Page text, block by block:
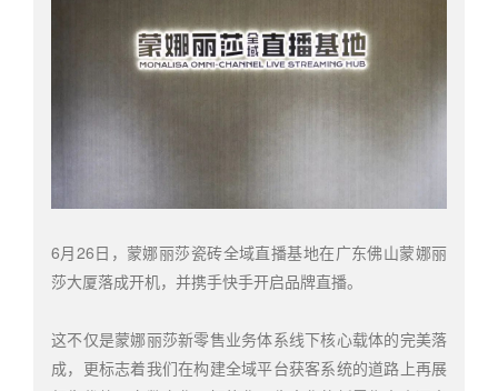
6月26日，蒙娜丽莎瓷砖全域直播基地在广东佛山蒙娜丽
莎大厦落成开机，并携手快手开启品牌直播。
这不仅是蒙娜丽莎新零售业务体系线下核心载体的完美落
成，更标志着我们在构建全域平台获客系统的道路上再展